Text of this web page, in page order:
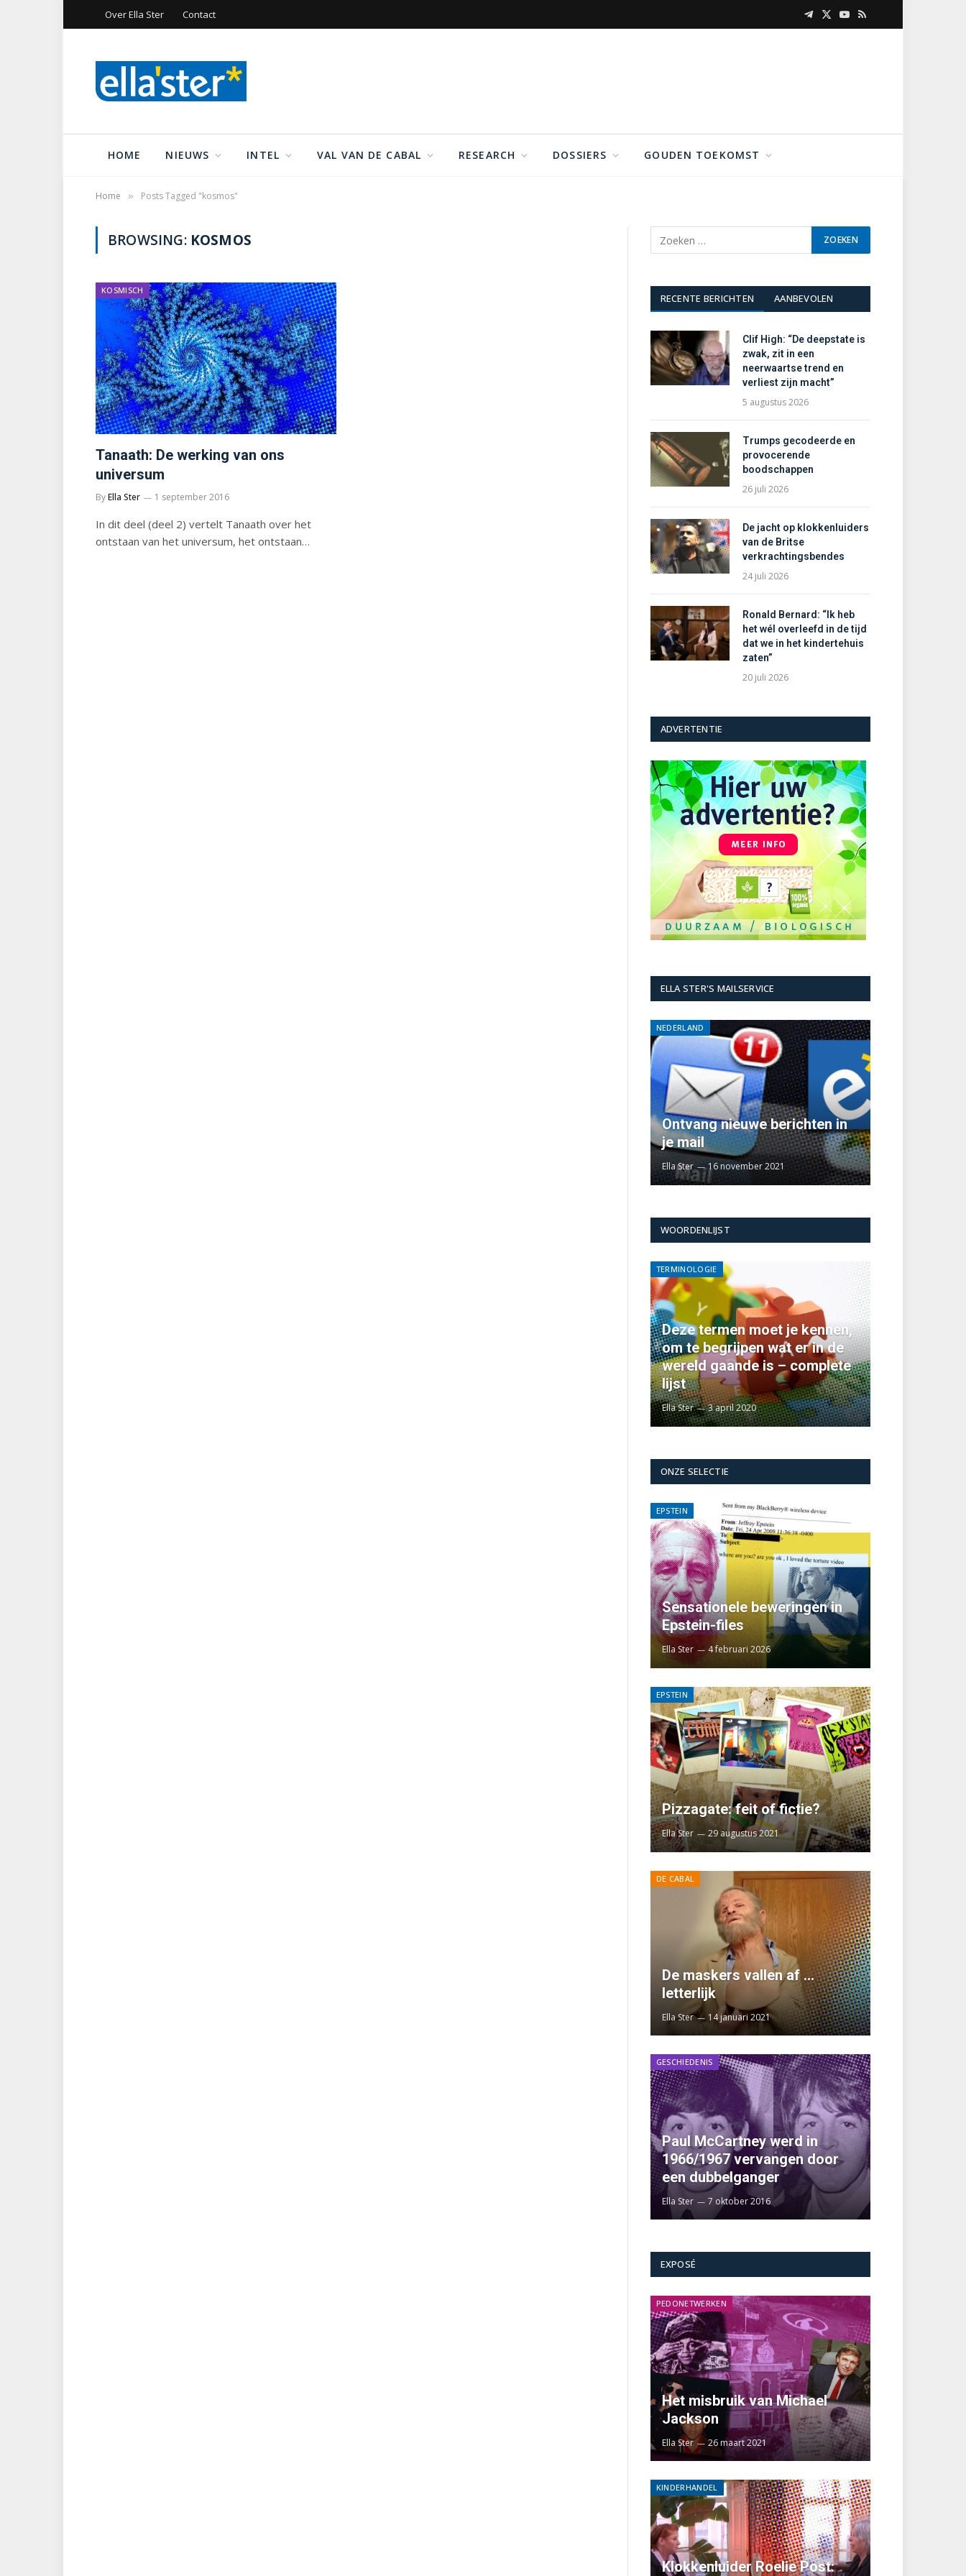
Over Ella Ster Contact Telegram
X
YouTube
RSS
HOME NIEUWS INTEL VAL VAN DE CABAL RESEARCH DOSSIERS GOUDEN TOEKOMST
Home » Posts Tagged "kosmos"
BROWSING: KOSMOS
KOSMISCH
Tanaath: De werking van ons
universum
ByElla Ster 1 september 2016
In dit deel (deel 2) vertelt Tanaath over het
ontstaan van het universum, het ontstaan…
RECENTE BERICHTEN AANBEVOLEN
Clif High: “De deepstate is
zwak, zit in een
neerwaartse trend en
verliest zijn macht”
5 augustus 2026
Trumps gecodeerde en
provocerende
boodschappen
26 juli 2026
De jacht op klokkenluiders
van de Britse
verkrachtingsbendes
24 juli 2026
Ronald Bernard: “Ik heb
het wél overleefd in de tijd
dat we in het kindertehuis
zaten”
20 juli 2026
ADVERTENTIE
ELLA STER'S MAILSERVICE
NEDERLAND
Ontvang nieuwe berichten in
je mail
Ella Ster 16 november 2021
WOORDENLIJST
TERMINOLOGIE
Deze termen moet je kennen,
om te begrijpen wat er in de
wereld gaande is – complete
lijst
Ella Ster 3 april 2020
ONZE SELECTIE
EPSTEIN
Sensationele beweringen in
Epstein-files
Ella Ster 4 februari 2026
EPSTEIN
Pizzagate: feit of fictie?
Ella Ster 29 augustus 2021
DE CABAL
De maskers vallen af …
letterlijk
Ella Ster 14 januari 2021
GESCHIEDENIS
Paul McCartney werd in
1966/1967 vervangen door
een dubbelganger
Ella Ster 7 oktober 2016
EXPOSÉ
PEDONETWERKEN
Het misbruik van Michael
Jackson
Ella Ster 26 maart 2021
KINDERHANDEL
Klokkenluider Roelie Post: